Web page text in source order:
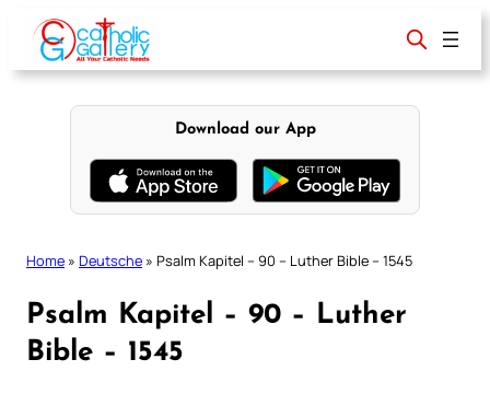
content
Download our App
Home » Deutsche » Psalm Kapitel – 90 – Luther Bible – 1545
Psalm Kapitel – 90 – Luther
Bible – 1545